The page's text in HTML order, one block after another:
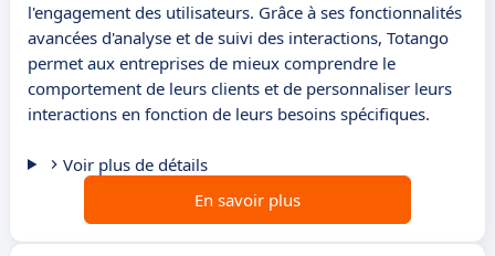
l'engagement des utilisateurs. Grâce à ses fonctionnalités
avancées d'analyse et de suivi des interactions, Totango
permet aux entreprises de mieux comprendre le
comportement de leurs clients et de personnaliser leurs
interactions en fonction de leurs besoins spécifiques.
Voir plus de détails
En savoir plus